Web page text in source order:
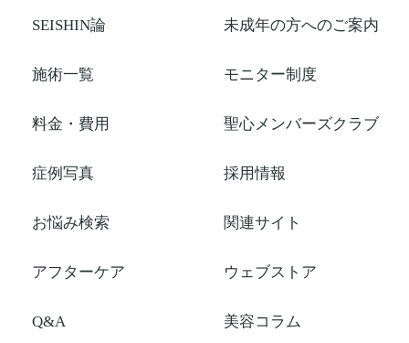
SEISHIN論
施術一覧
料金・費用
症例写真
お悩み検索
アフターケア
Q&A
未成年の方へのご案内
モニター制度
聖心メンバーズクラブ
採用情報
関連サイト
ウェブストア
美容コラム